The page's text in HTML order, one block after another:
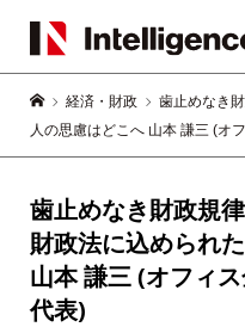
経済・財政
歯止めなき
人の思
歯止めなき財政規
財政法に込められ
山本 謙三 (オフィス金融経済イニシアティブ
代表)